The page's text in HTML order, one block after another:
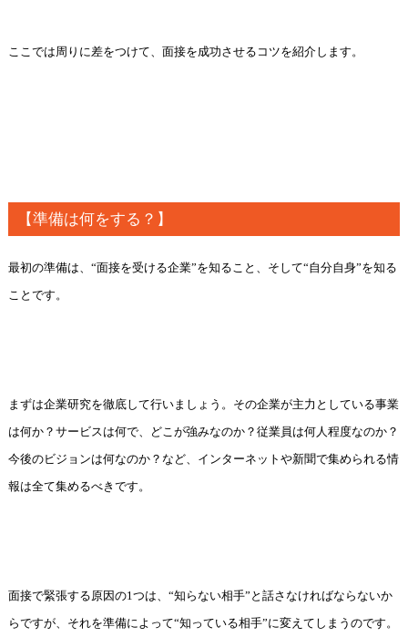
ここでは周りに差をつけて、面接を成功させるコツを紹介します。
【準備は何をする？】
最初の準備は、“面接を受ける企業”を知ること、そして“自分自身”を知る
ことです。
まずは企業研究を徹底して行いましょう。その企業が主力としている事業
は何か？サービスは何で、どこが強みなのか？従業員は何人程度なのか？
今後のビジョンは何なのか？など、インターネットや新聞で集められる情
報は全て集めるべきです。
面接で緊張する原因の1つは、“知らない相手”と話さなければならないか
らですが、それを準備によって“知っている相手”に変えてしまうのです。